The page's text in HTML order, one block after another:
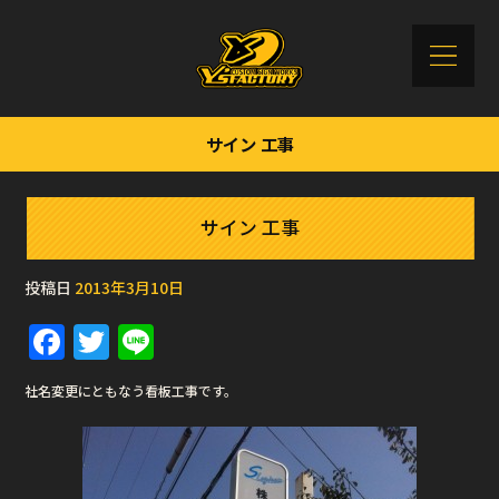
サイン 工事
サイン 工事
投稿日 2013年3月10日
F
a
c
e
b
T
w
it
te
r
n
e
社名変更にともなう看板工事です。